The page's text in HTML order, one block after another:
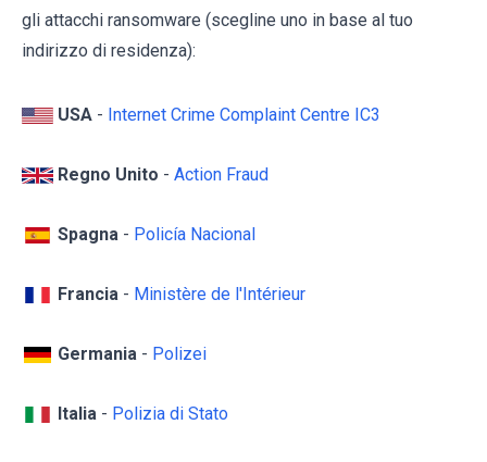
gli attacchi ransomware (scegline uno in base al tuo
indirizzo di residenza):
USA - Internet Crime Complaint Centre IC3
Regno Unito - Action Fraud
Spagna - Policía Nacional
Francia - Ministère de l'Intérieur
Germania - Polizei
Italia - Polizia di Stato